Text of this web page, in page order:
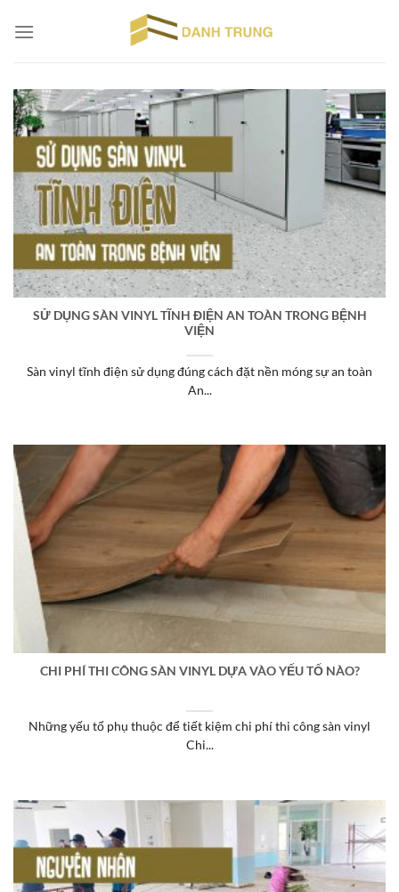
đến
SỬ DỤNG SÀN VINYL TĨNH ĐIỆN AN TOÀN TRONG BỆNH
VIỆN
Sàn vinyl tĩnh điện sử dụng đúng cách đặt nền móng sự an toàn
An...
CHI PHÍ THI CÔNG SÀN VINYL DỰA VÀO YẾU TỐ NÀO?
Những yếu tố phụ thuộc để tiết kiệm chi phí thi công sàn vinyl
Chi...